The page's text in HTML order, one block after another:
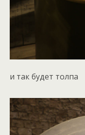
и так будет толпа